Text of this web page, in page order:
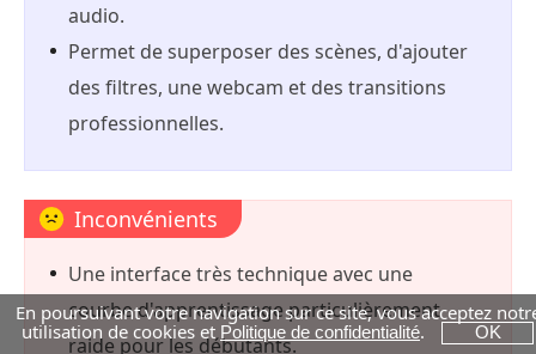
audio.
Permet de superposer des scènes, d'ajouter
des filtres, une webcam et des transitions
professionnelles.
Inconvénients
Une interface très technique avec une
courbe d'apprentissage particulièrement
raide pour les débutants.
En poursuivant votre navigation sur ce site, vous acceptez
utilisation de cookies etPolitique de confidentialité. OK